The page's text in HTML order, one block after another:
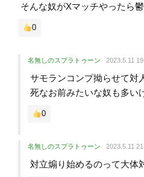
そんな奴がXマッチやったら
0
名無しのスプラトゥーン 2023.5.11
サモランコンプ拗らせて対
死なお前みたいな奴も多い
0
名無しのスプラトゥーン 2023.5.11
対立煽り始めるのって大体